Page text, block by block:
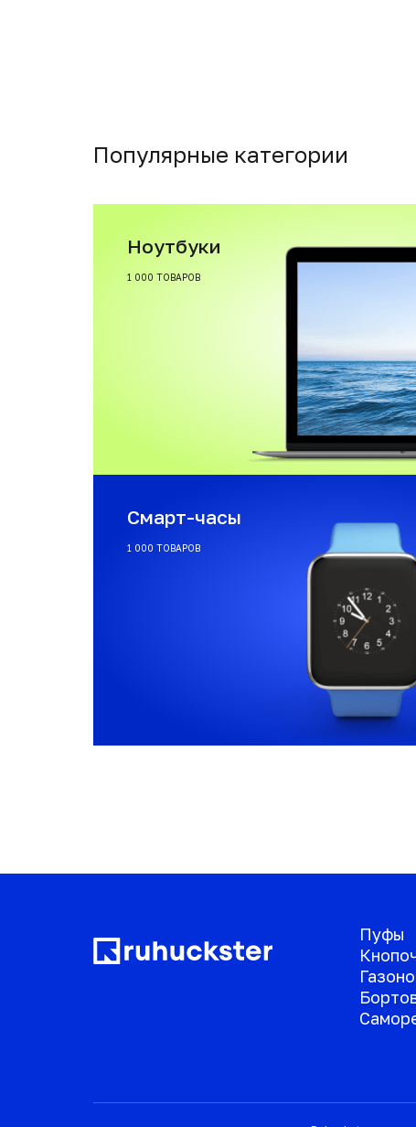
Популярные категории
Ноутбуки
1 000 ТОВАРОВ
Смарт-часы
1 000 ТОВАРОВ
Пуфы